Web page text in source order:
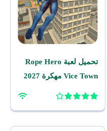
تحميل لعبة Rope Hero
Vice Town مهكرة 2027